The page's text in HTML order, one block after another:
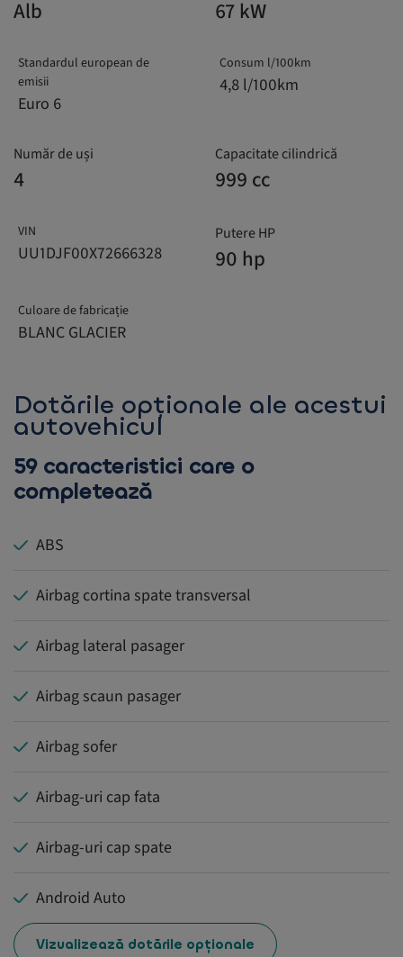
Alb 67 kW
Standardul european de
emisii
Euro 6
Consum l/100km
4,8 l/100km
Număr de uși
4
Capacitate cilindrică
999 cc
VIN
UU1DJF00X72666328
Putere HP
90 hp
Culoare de fabricație
BLANC GLACIER
Dotările opționale ale acestui
autovehicul
59 caracteristici care o
completează
ABS
Airbag cortina spate transversal
Airbag lateral pasager
Airbag scaun pasager
Airbag sofer
Airbag-uri cap fata
Airbag-uri cap spate
Android Auto
Vizualizează dotările opționale